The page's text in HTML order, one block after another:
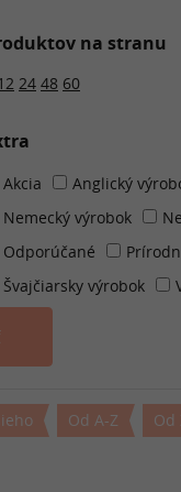
na stranu
24 48 60
Akcia Anglický
Nemecký výrobok
Odporúčané
Švajčiarsky výrobok
Od A-Z Od